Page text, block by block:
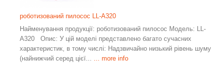
роботизований пилосос LL-A320
Найменування продукції: роботизований пилосос Модель: LL-
A320 Опис: У цій моделі представлено багато сучасних
характеристик, в тому числі: Надзвичайно низький рівень шуму
(найнижчий серед цієї...
... more info